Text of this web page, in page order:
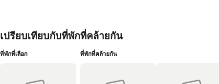
เปรียบเทียบกับที่พักที่คล้ายกัน
ที่พักที่เลือก ที่พักที่คล้ายกัน